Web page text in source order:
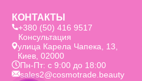
КОНТАКТЫ
+380 (50) 416 9517
Консультация
улица Карела Чапека, 13,
Киев, 02000
Пн-Пт: с 9:00 до 18:00
sales2@cosmotrade.beauty